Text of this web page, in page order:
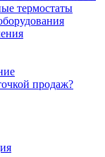
термостаты
продаж?